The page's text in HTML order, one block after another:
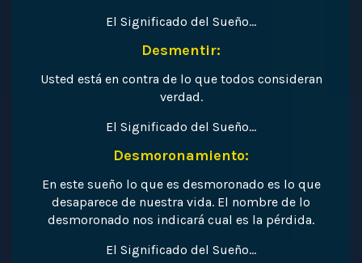
El Significado del Sueño…
Desmentir:
Usted está en contra de lo que todos consideran
verdad.
El Significado del Sueño…
Desmoronamiento:
En este sueño lo que es desmoronado es lo que
desaparece de nuestra vida. El nombre de lo
desmoronado nos indicará cual es la pérdida.
El Significado del Sueño…